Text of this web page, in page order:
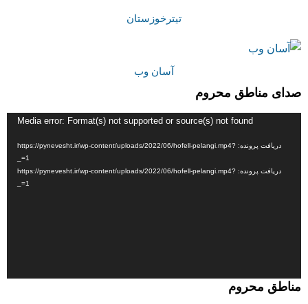
تیترخوزستان
آسان وب
صدای مناطق محروم
Media error: Format(s) not supported or source(s) not found
دریافت پرونده: https://pynevesht.ir/wp-content/uploads/2022/06/hofell-pelangi.mp4?
_=1
دریافت پرونده: https://pynevesht.ir/wp-content/uploads/2022/06/hofell-pelangi.mp4?
_=1
مناطق محروم